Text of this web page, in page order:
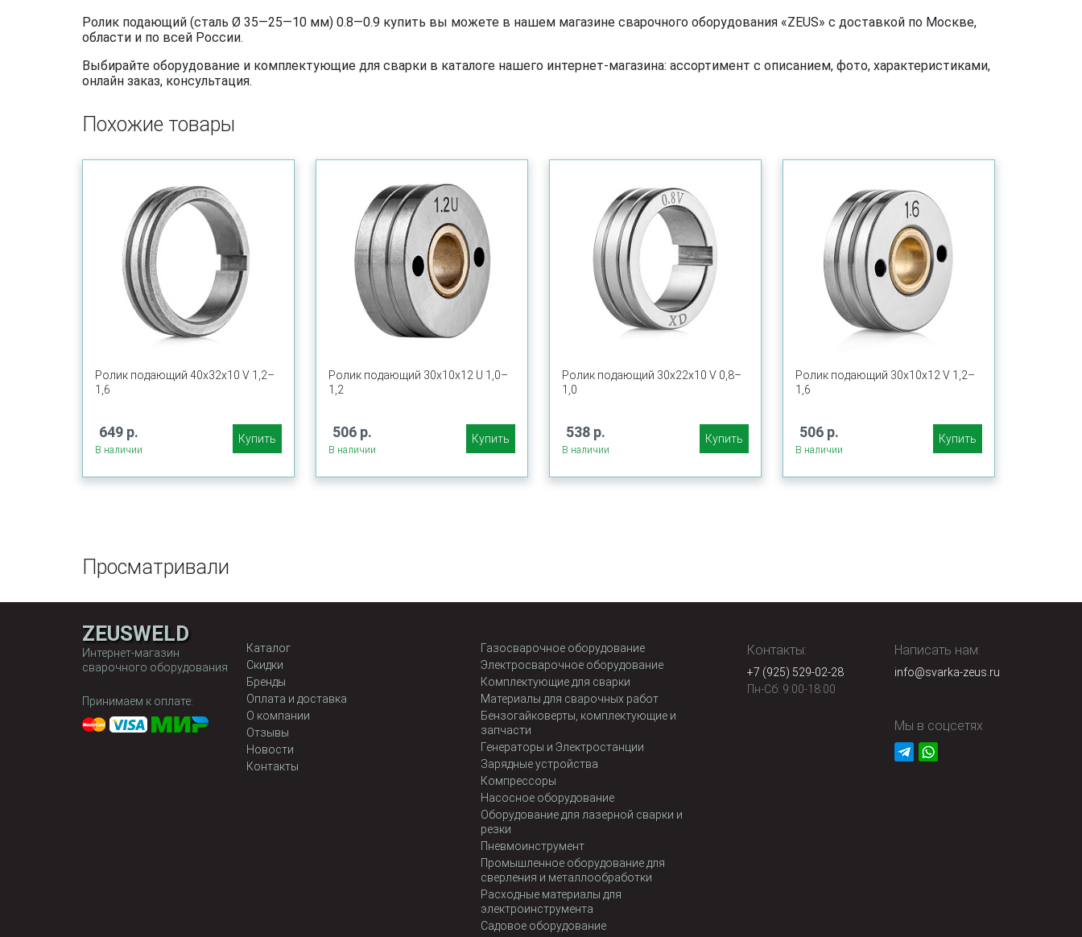
Ролик подающий (сталь Ø 35—25—10 мм) 0.8—0.9 купить вы можете в нашем магазине сварочного оборудования «ZEUS» с доставкой по Москве,
области и по всей России.
Выбирайте оборудование и комплектующие для сварки в каталоге нашего интернет-магазина: ассортимент с описанием, фото, характеристиками,
онлайн заказ, консультация.
Похожие товары
Ролик подающий 40х32х10 V 1,2–
1,6
649 р.
В наличии
Купить
Ролик подающий 30х10х12 U 1,0–
1,2
506 р.
В наличии
Купить
Ролик подающий 30х22х10 V 0,8–
1,0
538 р.
В наличии
Купить
Ролик подающий 30х10х12 V 1,2–
1,6
506 р.
В наличии
Купить
Просматривали
ZEUSWELD
Интернет-магазин
сварочного оборудования
Принимаем к оплате:
Каталог
Скидки
Бренды
Оплата и доставка
О компании
Отзывы
Новости
Контакты
Газосварочное оборудование
Электросварочное оборудование
Комплектующие для сварки
Материалы для сварочных работ
Бензогайковерты, комплектующие и
запчасти
Генераторы и Электростанции
Зарядные устройства
Компрессоры
Насосное оборудование
Оборудование для лазерной сварки и
резки
Пневмоинструмент
Промышленное оборудование для
сверления и металлообработки
Расходные материалы для
электроинструмента
Садовое оборудование
Контакты:
+7 (925) 529-02-28
Пн-Сб: 9:00-18:00
Написать нам:
info@svarka-zeus.ru
Мы в соцсетях